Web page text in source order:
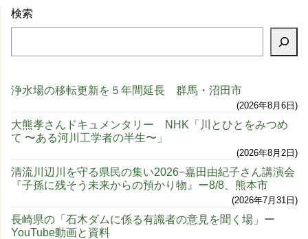
検索
浄水場の移転更新を５年間延長 群馬・沼田市
2026年8月6日
大熊孝さんドキュメンタリー NHK「川とひとをみつめ
て 〜ある河川工学者の半生〜」
2026年8月2日
清流川辺川を守る県民の集い2026−嘉田由紀子さん講演会
『子孫に残そう未来からの預かり物』ー8/8、熊本市
2026年7月31日
長崎県の「石木ダムに係る有識者の意見を聞く場」ー
YouTube動画と資料